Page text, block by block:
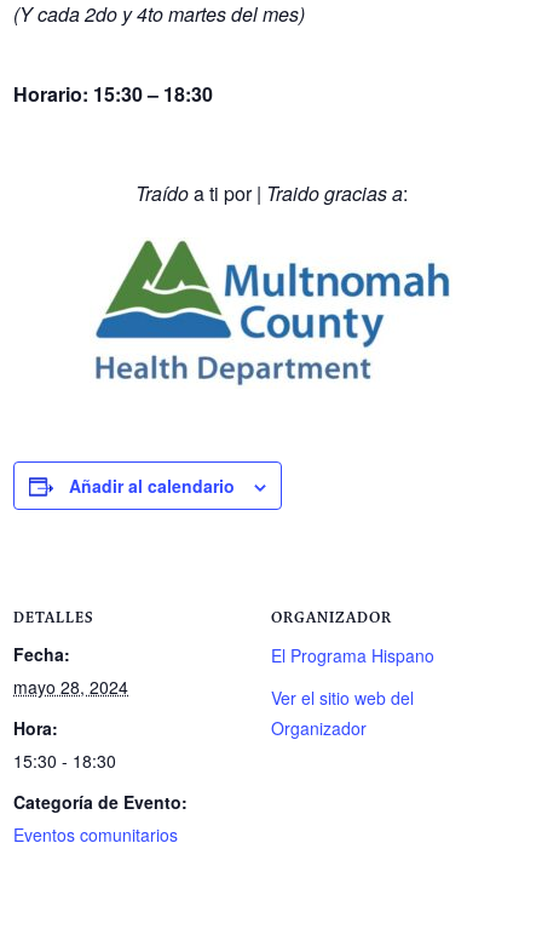
(Y cada 2do y 4to martes del mes)
Horario: 15:30 – 18:30
Traídoa ti por | Traido gracias a:
Añadir al calendario
DETALLES
Fecha:
mayo 28, 2024
Hora:
15:30 - 18:30
Categoría de Evento:
Eventos comunitarios
ORGANIZADOR
El Programa Hispano
Ver el sitio web del
Organizador